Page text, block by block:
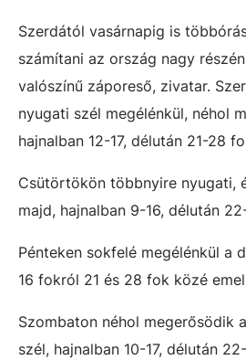
Szerdától vasárnapig is
számítani az ország nagy
valószínű záporeső, zivatar.
nyugati szél megélénkül, néhol
hajnalban 12-17, délután 21-28
Csütörtökön többnyire nyugati,
majd, hajnalban 9-16, délután
Pénteken sokfelé megélénkül a
16 fokról 21 és 28 fok közé
Szombaton néhol megerősödik
szél, hajnalban 10-17, délután